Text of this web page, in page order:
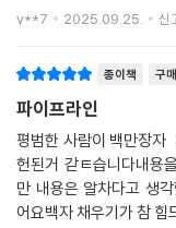
력한 메시지!물통을 나
v**7 2025.09.25. 신
종이책 구매
파이프라인
평범한 사람이 백만장자
헌된거 갇ㅌ습니다내용
만 내용은 알차다고 생
어요백자 채우기가 참 힘